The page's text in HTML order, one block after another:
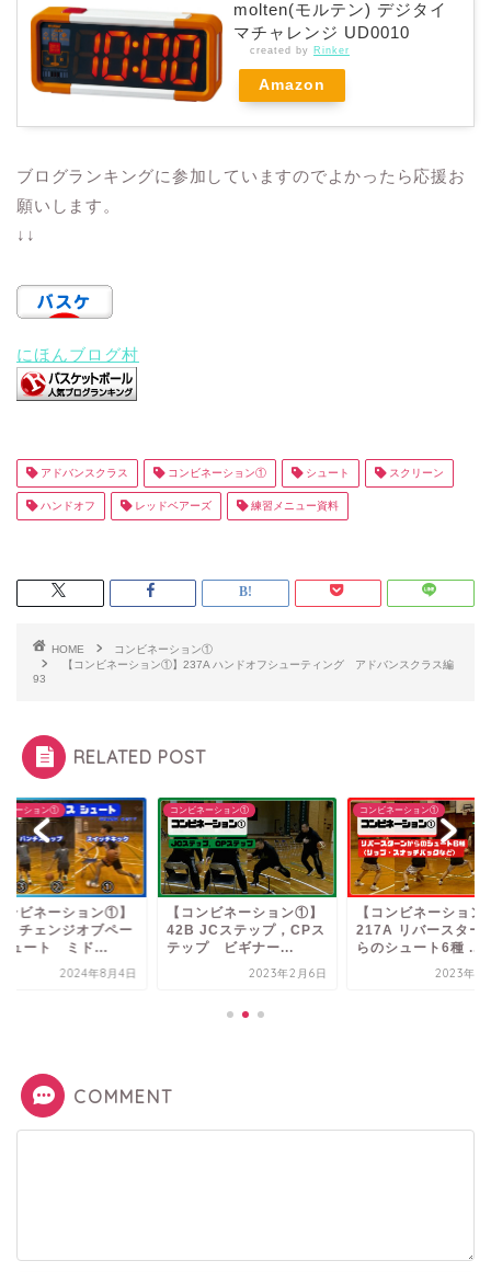
molten(モルテン) デジタイ
マチャレンジ UD0010
created by Rinker
Amazon
ブログランキングに参加していますのでよかったら応援お
願いします。
↓↓
にほんブログ村
アドバンスクラス コンビネーション① シュート スクリーン
ハンドオフ レッドベアーズ 練習メニュー資料
HOME
コンビネーション①
【コンビネーション①】237A ハンドオフシューティング アドバンスクラス編
93
RELATED POST
ネーション①
ンビネーション①】
チェンジオブペー
ュート ミド...
2024年8月4日
コンビネーション①
【コンビネーション①】
42B JCステップ，CPス
テップ ビギナー...
2023年2月6日
コンビネーション①
【コンビネーショ
217A リバースター
らのシュート6種 ...
2023年6
COMMENT